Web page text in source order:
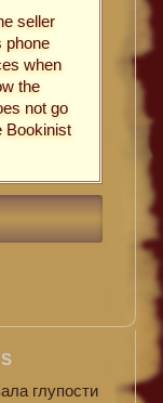
seller
phone
when
the
not go
Bookinist
глупости